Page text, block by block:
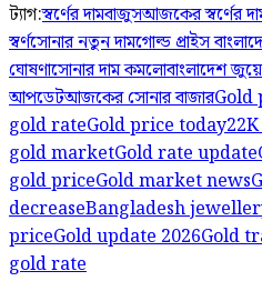
ট্যাগ:স্বর্ণের দামবাজুসআজকের স্বর্ণের
স্বর্ণসোনার নতুন দামগোল্ড প্রাইস
ঘোষণাসোনার দাম কমলোবাংলাদেশ
আপডেটআজকের সোনার বাজারGold
gold rateGold price today
gold marketGold rate update
gold priceGold market news
decreaseBangladesh
priceGold update 2026Gold
gold rate